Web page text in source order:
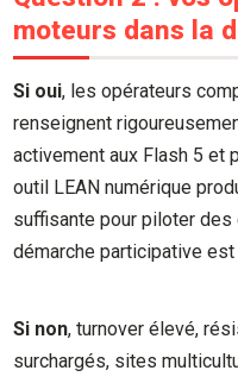
moteurs dans la
Si oui, les opérateurs
renseignent
activement aux Flash 5 et
outil LEAN numérique
suffisante pour piloter des
démarche participative
Si non, turnover élevé,
surchargés, sites